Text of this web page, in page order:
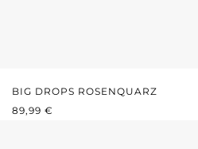
BIG DROPS ROSENQUARZ
REGULÄRER PREIS:
89,99 €